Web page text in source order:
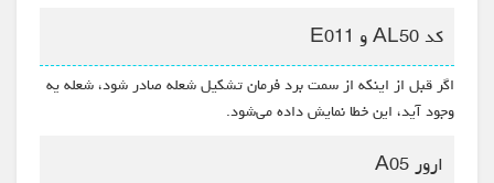
کد AL50 و E011
اگر قبل از اینکه از سمت برد فرمان تشکیل شعله صادر شود، شعله یه
وجود آید، این خطا نمایش داده می‌شود.
ارور A05